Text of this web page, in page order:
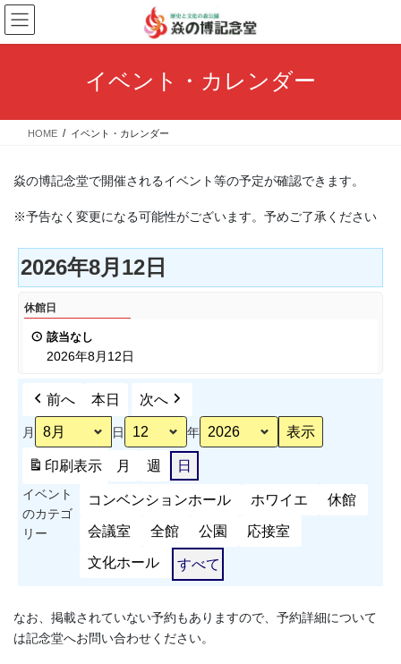
コ
ン
テ
ス
ナ
ビ
ゲ
ン
イベント・カレンダー
HOME イベント・カレンダー
焱の博記念堂で開催されるイベント等の予定が確認できます。
※予告なく変更になる可能性がございます。予めご了承ください
2026年8月12日
休
館
休館日
該当なし
2026年8月12日
前へ 本日 次へ
月 日 年
印刷表示 月 週 日
イベント
のカテゴ
リー
コンベンションホール ホワイエ 休館
会議室 全館 公園 応接室
文化ホール すべて
なお、掲載されていない予約もありますので、予約詳細について
は記念堂へお問い合わせください。